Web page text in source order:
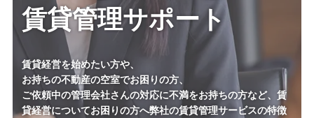
賃貸管理サポート
賃貸経営を始めたい方や、
お持ちの不動産の空室でお困りの方、
ご依頼中の管理会社さんの対応に不満をお持ちの方など、賃
貸経営についてお困りの方へ弊社の賃貸管理サービスの特徴